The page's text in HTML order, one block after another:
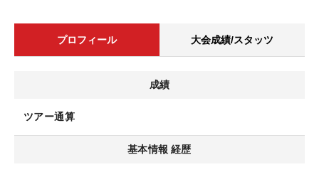
プロフィール 大会成績/スタッツ
成績
ツアー通算
基本情報 経歴